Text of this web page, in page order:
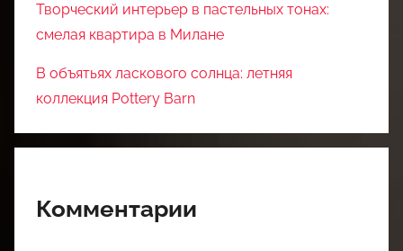
Творческий интерьер в пастельных тонах:
смелая квартира в Милане
В объятьях ласкового солнца: летняя
коллекция Pottery Barn
Комментарии